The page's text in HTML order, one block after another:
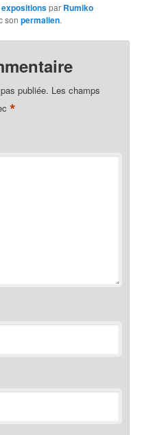
expositionspar Rumiko
sonpermalien.
publiée. Les champs
*